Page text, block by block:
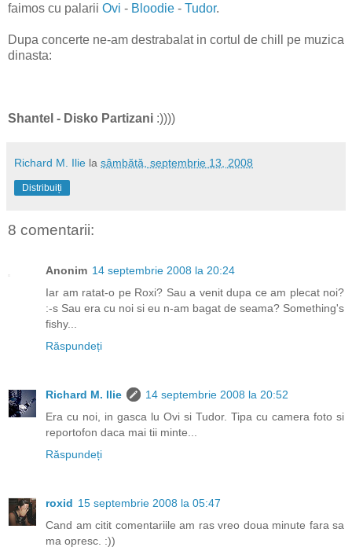
faimos cu palarii Ovi - Bloodie - Tudor.
Dupa concerte ne-am destrabalat in cortul de chill pe muzica
dinasta:
Shantel - Disko Partizani :))))
Richard M. Ilie la sâmbătă, septembrie 13, 2008
Distribuiți
8 comentarii:
Anonim 14 septembrie 2008 la 20:24
Iar am ratat-o pe Roxi? Sau a venit dupa ce am plecat noi?
:-s Sau era cu noi si eu n-am bagat de seama? Something's
fishy...
Răspundeți
Richard M. Ilie
14 septembrie 2008 la 20:52
Era cu noi, in gasca lu Ovi si Tudor. Tipa cu camera foto si
reportofon daca mai tii minte...
Răspundeți
roxid 15 septembrie 2008 la 05:47
Cand am citit comentariile am ras vreo doua minute fara sa
ma opresc. :))